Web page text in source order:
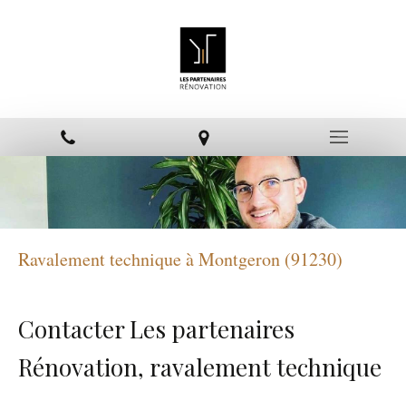
Ravalement technique à Montgeron (91230)
Contacter Les partenaires
Rénovation, ravalement technique